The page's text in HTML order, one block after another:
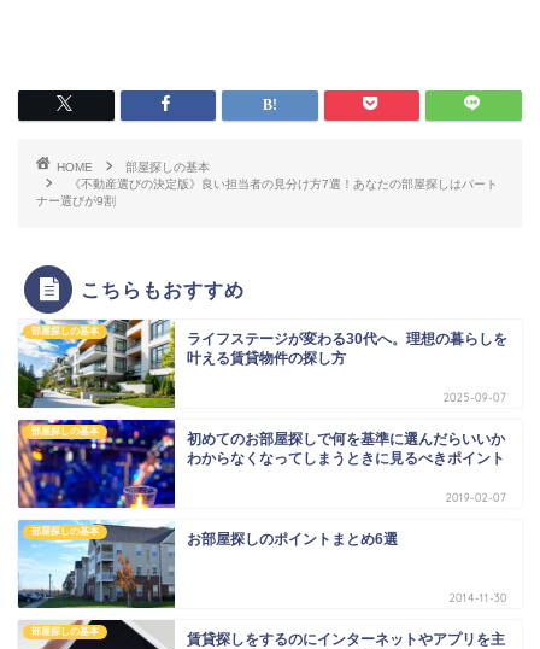
HOME
部屋探しの基本
《不動産選びの決定版》良い担当者の見分け方7選！あなたの部屋探しはパート
ナー選びが9割
こちらもおすすめ
部屋探しの基本
ライフステージが変わる30代へ。理想の暮らしを
叶える賃貸物件の探し方
2025-09-07
部屋探しの基本
初めてのお部屋探しで何を基準に選んだらいいか
わからなくなってしまうときに見るべきポイント
2019-02-07
部屋探しの基本 お部屋探しのポイントまとめ6選
2014-11-30
部屋探しの基本
賃貸探しをするのにインターネットやアプリを主